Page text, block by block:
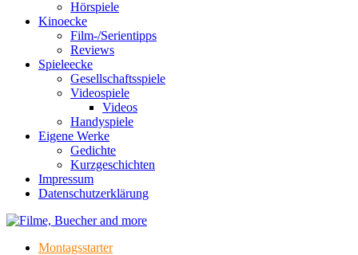
Hörspiele
Kinoecke
Film-/Serientipps
Reviews
Spieleecke
Gesellschaftsspiele
Videospiele
Videos
Handyspiele
Eigene Werke
Gedichte
Kurzgeschichten
Impressum
Datenschutzerklärung
Montagsstarter